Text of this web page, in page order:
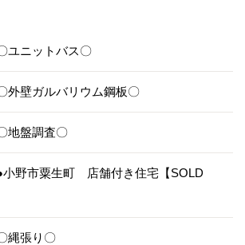
ユニットバス〇
外壁ガルバリウム鋼板〇
地盤調査〇
小野市粟生町 店舗付き住宅【SOLD
縄張り〇